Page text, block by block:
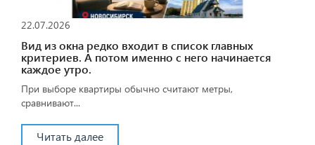
22.07.2026
Вид из окна редко входит в список главных
критериев. А потом именно с него начинается
каждое утро.
При выборе квартиры обычно считают метры,
сравнивают...
Читать далее